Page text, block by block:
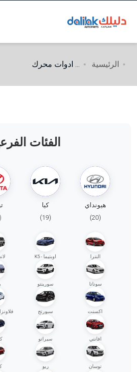
الرئيسية ... ادوات محرك
الفئات
هيونداي
(20)
النترا
سوناتا
اكسنت
افانتي
توسان
كيا
(19)
اوبتيما - K5
سورينتو
سبورتج
سيراتو
ريو